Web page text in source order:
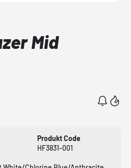
Mid
Produkt Code
HF3831-001